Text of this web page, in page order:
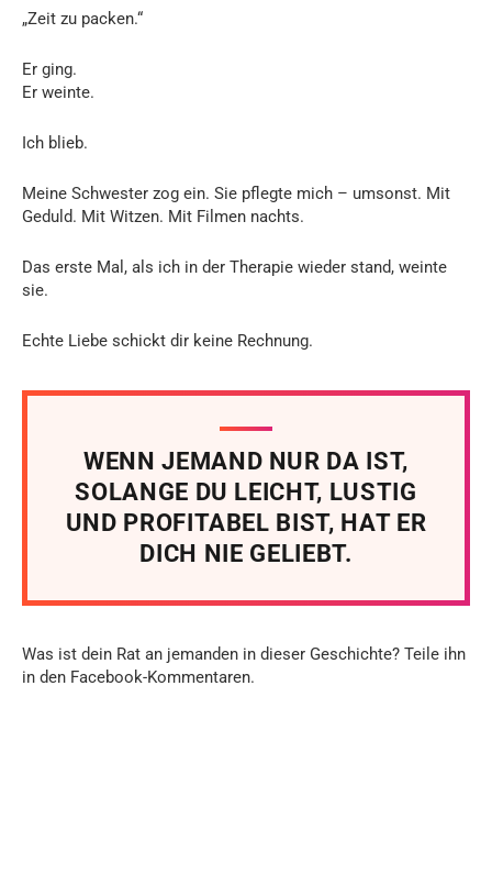
„Zeit zu packen.“
Er ging.
Er weinte.
Ich blieb.
Meine Schwester zog ein. Sie pflegte mich – umsonst. Mit
Geduld. Mit Witzen. Mit Filmen nachts.
Das erste Mal, als ich in der Therapie wieder stand, weinte
sie.
Echte Liebe schickt dir keine Rechnung.
WENN JEMAND NUR DA IST,
SOLANGE DU LEICHT, LUSTIG
UND PROFITABEL BIST, HAT ER
DICH NIE GELIEBT.
Was ist dein Rat an jemanden in dieser Geschichte? Teile ihn
in den Facebook-Kommentaren.